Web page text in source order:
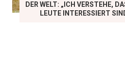
ER WELT: „ICH VERSTEHE,
EUTE INTERESSIERT